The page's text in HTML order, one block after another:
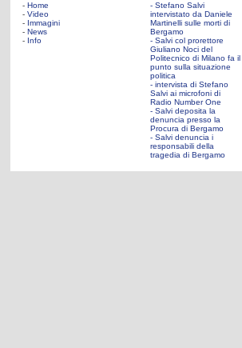
- Home
- Video
- Immagini
- News
- Info
- Stefano Salvi
intervistato da Daniele
Martinelli sulle morti di
Bergamo
- Salvi col prorettore
Giuliano Noci del
Politecnico di Milano fa il
punto sulla situazione
politica
- intervista di Stefano
Salvi ai microfoni di
Radio Number One
- Salvi deposita la
denuncia presso la
Procura di Bergamo
- Salvi denuncia i
responsabili della
tragedia di Bergamo